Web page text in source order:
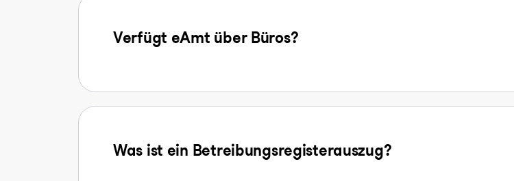
Verfügt eAmt über Büros?
Was ist ein Betreibungsregisterauszug?